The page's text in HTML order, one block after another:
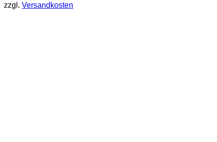
zzgl. Versandkosten